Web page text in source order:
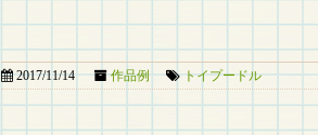
2017/11/14 作品例 トイプードル